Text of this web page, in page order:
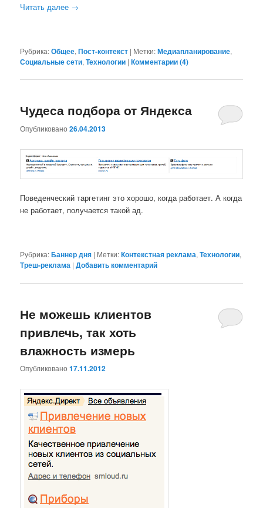
Читать далее →
Рубрика:Общее,Пост-контекст | Метки:Медиапланирование,
Социальные сети,Технологии |Комментарии (4)
Чудеса подбора от Яндекса
Опубликовано26.04.2013
Поведенческий таргетинг это хорошо, когда работает. А когда
не работает, получается такой ад.
Рубрика:Баннер дня | Метки:Контекстная реклама,Технологии,
Треш-реклама |Добавить комментарий
Не можешь клиентов
привлечь, так хоть
влажность измерь
Опубликовано17.11.2012